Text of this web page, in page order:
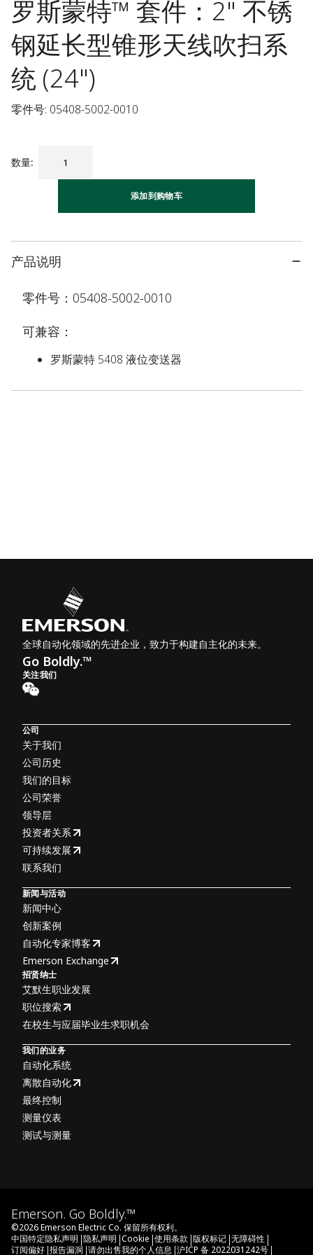
罗斯蒙特™ 套件：2" 不锈
钢延长型锥形天线吹扫系
统 (24")
零件号: 05408-5002-0010
数量:
添加到购物车
产品说明
零件号：05408-5002-0010
可兼容：
罗斯蒙特 5408 液位变送器
全球自动化领域的先进企业，致力于构建自主化的未来。
Go Boldly.™
关注我们
公司
关于我们
公司历史
我们的目标
公司荣誉
领导层
投资者关系
可持续发展
联系我们
新闻与活动
新闻中心
创新案例
自动化专家博客
Emerson Exchange
招贤纳士
艾默生职业发展
职位搜索
在校生与应届毕业生求职机会
我们的业务
自动化系统
离散自动化
最终控制
测量仪表
测试与测量
Emerson. Go Boldly.™
©2026Emerson Electric Co. 保留所有权利。
中国特定隐私声明 |隐私声明 |Cookie |使用条款 |版权标记 |无障碍性 |
订阅偏好 |报告漏洞 |请勿出售我的个人信息 |沪ICP 备 2022031242号 |